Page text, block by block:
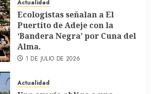
Actualidad
Ecologistas señalan a El
Puertito de Adeje con la
‘Bandera Negra’ por Cuna del
Alma.
1 DE JULIO DE 2026
Actualidad